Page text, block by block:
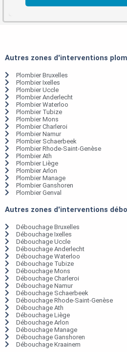
Autres zones d'interventions
Plombier Bruxelles
Plombier Ixelles
Plombier Uccle
Plombier Anderlecht
Plombier Waterloo
Plombier Tubize
Plombier Mons
Plombier Charleroi
Plombier Namur
Plombier Schaerbeek
Plombier Rhode-Saint-Genèse
Plombier Ath
Plombier Liège
Plombier Arlon
Plombier Manage
Plombier Ganshoren
Plombier Genval
Autres zones d'interventions
Débouchage Bruxelles
Débouchage Ixelles
Débouchage Uccle
Débouchage Anderlecht
Débouchage Waterloo
Débouchage Tubize
Débouchage Mons
Débouchage Charleroi
Débouchage Namur
Débouchage Schaerbeek
Débouchage Rhode-Saint-Genèse
Débouchage Ath
Débouchage Liège
Débouchage Arlon
Débouchage Manage
Débouchage Ganshoren
Débouchage Kraainem